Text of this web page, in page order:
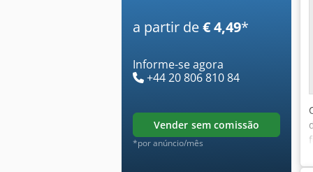
a partir de€ 4,49*
Informe-se agora
+44 20 806 810 84
vender sem comissão
*por anúncio/mês